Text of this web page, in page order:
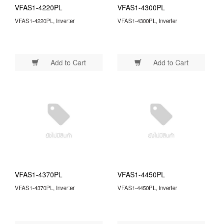
VFAS1-4220PL
VFAS1-4220PL, Inverter
Add to Cart
VFAS1-4300PL
VFAS1-4300PL, Inverter
Add to Cart
VFAS1-4370PL
VFAS1-4370PL, Inverter
VFAS1-4450PL
VFAS1-4450PL, Inverter